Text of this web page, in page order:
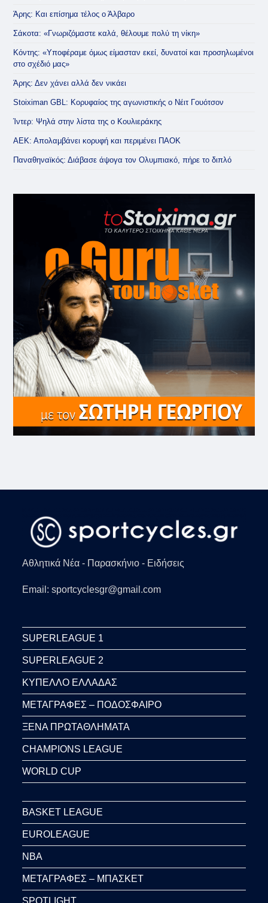
Άρης: Και επίσημα τέλος ο Άλβαρο
Σάκοτα: «Γνωριζόμαστε καλά, θέλουμε πολύ τη νίκη»
Κόντης: «Υποφέραμε όμως είμασταν εκεί, δυνατοί και προσηλωμένοι
στο σχέδιό μας»
Άρης: Δεν χάνει αλλά δεν νικάει
Stoiximan GBL: Κορυφαίος της αγωνιστικής ο Νέιτ Γουότσον
Ίντερ: Ψηλά στην λίστα της ο Κουλιεράκης
ΑΕΚ: Απολαμβάνει κορυφή και περιμένει ΠΑΟΚ
Παναθηναϊκός: Διάβασε άψογα τον Ολυμπιακό, πήρε το διπλό
Αθλητικά Νέα - Παρασκήνιο - Ειδήσεις
Email: sportcyclesgr@gmail.com
SUPERLEAGUE 1
SUPERLEAGUE 2
ΚΥΠΕΛΛΟ ΕΛΛΑΔΑΣ
ΜΕΤΑΓΡΑΦΕΣ – ΠΟΔΟΣΦΑΙΡΟ
ΞΕΝΑ ΠΡΩΤΑΘΛΗΜΑΤΑ
CHAMPIONS LEAGUE
WORLD CUP
BASKET LEAGUE
EUROLEAGUE
NBA
ΜΕΤΑΓΡΑΦΕΣ – ΜΠΑΣΚΕΤ
SPOTLIGHT